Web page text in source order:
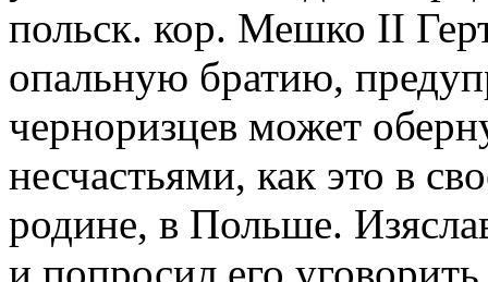
польск. кор. Мешко II
опальную братию,
черноризцев может
несчастьями, как это в
родине, в Польше.
и попросил его